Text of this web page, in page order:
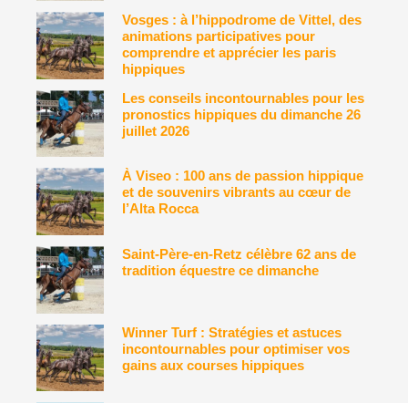
Vosges : à l’hippodrome de Vittel, des
animations participatives pour
comprendre et apprécier les paris
hippiques
Les conseils incontournables pour les
pronostics hippiques du dimanche 26
juillet 2026
À Viseo : 100 ans de passion hippique
et de souvenirs vibrants au cœur de
l’Alta Rocca
Saint-Père-en-Retz célèbre 62 ans de
tradition équestre ce dimanche
Winner Turf : Stratégies et astuces
incontournables pour optimiser vos
gains aux courses hippiques